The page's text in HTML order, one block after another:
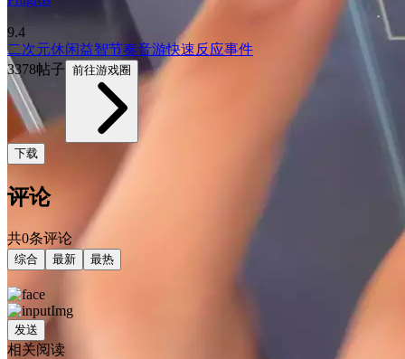
9.4
二次元休闲益智节奏音游快速反应事件
3378帖子 前往游戏圈
下载
评论
共0条评论
综合 最新 最热
发送
相关阅读